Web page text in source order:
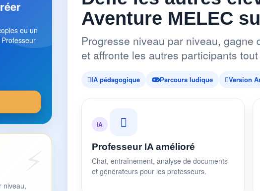
ou un
niveau,
Aventure MELEC
Progresse niveau par niveau, gagne
et affronte les autres participants
IA pédagogique Parcours ludique Version
IA
Professeur IA amélioré
Chat, entraînement, analyse de documents
et générateurs pour les professeurs.